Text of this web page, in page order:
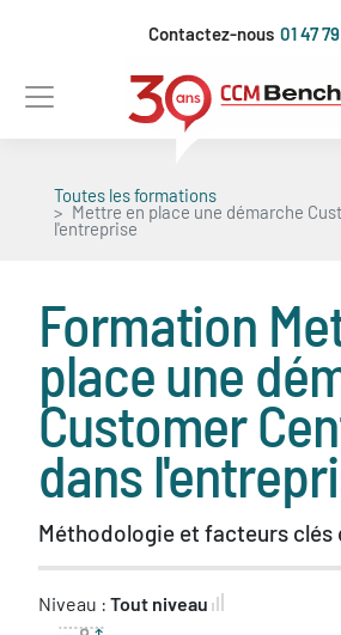
principal
Contactez-nous 01 47
Toutes les formations
Mettre en place une démarche
l'entreprise
Formation
place une
Customer
dans
Méthodologie et facteurs clés
Niveau : Tout niveau